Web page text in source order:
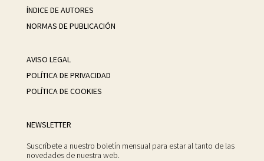
ÍNDICE DE AUTORES
NORMAS DE PUBLICACIÓN
AVISO LEGAL
POLÍTICA DE PRIVACIDAD
POLÍTICA DE COOKIES
NEWSLETTER
Suscríbete a nuestro boletín mensual para estar al tanto de las
novedades de nuestra web.